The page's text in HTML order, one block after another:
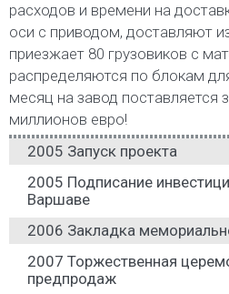
расходов и времени на
оси с приводом, доставляют
приезжает 80 грузовиков с
распределяются по блокам
месяц на завод поставляется
миллионов евро!
2005 Запуск проекта
2005 Подписание
Варшаве
2006 Закладка
2007 Торжественная
предпродаж